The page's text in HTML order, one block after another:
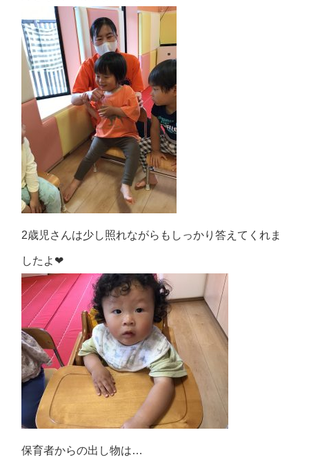
2歳児さんは少し照れながらもしっかり答えてくれま
したよ❤︎
保育者からの出し物は…